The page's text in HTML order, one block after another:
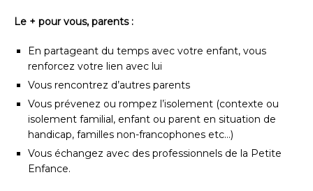
Le + pour vous, parents :
En partageant du temps avec votre enfant, vous
renforcez votre lien avec lui
Vous rencontrez d’autres parents
Vous prévenez ou rompez l’isolement (contexte ou
isolement familial, enfant ou parent en situation de
handicap, familles non-francophones etc…)
Vous échangez avec des professionnels de la Petite
Enfance.